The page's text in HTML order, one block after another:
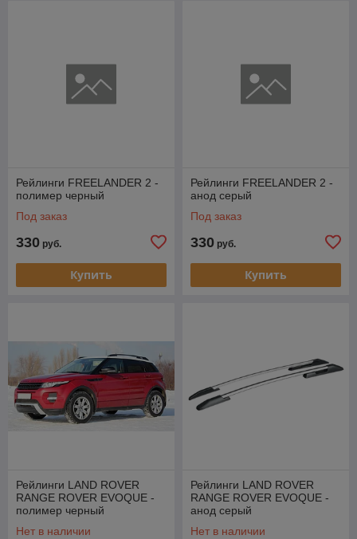
Рейлинги FREELANDER 2 -
полимер черный
Под заказ
330 руб.
Купить
Рейлинги FREELANDER 2 -
анод серый
Под заказ
330 руб.
Купить
Рейлинги LAND ROVER
RANGE ROVER EVOQUE -
полимер черный
Нет в наличии
Рейлинги LAND ROVER
RANGE ROVER EVOQUE -
анод серый
Нет в наличии